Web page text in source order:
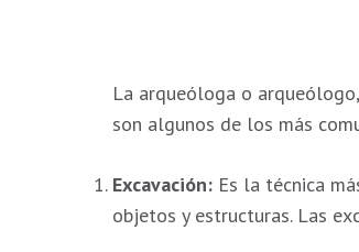
La arqueóloga o
son algunos de los más
Excavación: Es la técnica
objetos y estructuras. Las
Para que
nuestra web